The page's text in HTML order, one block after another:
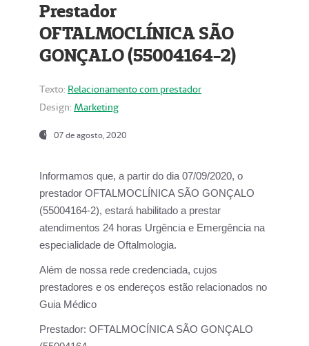
Prestador
OFTALMOCLÍNICA SÃO
GONÇALO (55004164-2)
Texto: Relacionamento com prestador
Design: Marketing
07 de agosto, 2020
Informamos que, a partir do dia07/09/2020, o
prestador OFTALMOCLÍNICA SÃO GONÇALO
(55004164-2), estará habilitado a prestar
atendimentos 24 horas Urgência e Emergência na
especialidade de Oftalmologia.
Além de nossa rede credenciada, cujos
prestadores e os endereços estão relacionados no
Guia Médico
Prestador: OFTALMOCÍNICA SÃO GONÇALO